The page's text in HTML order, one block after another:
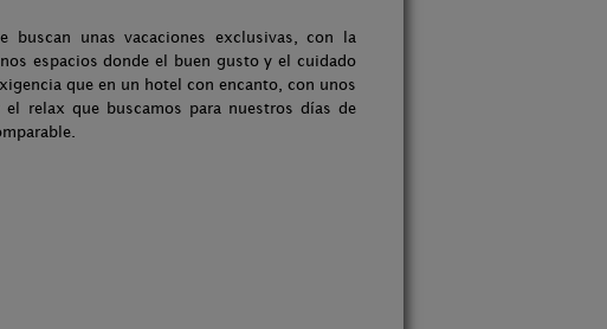
buscan unas vacaciones exclusivas, con la
espacios donde el buen gusto y el cuidado
que en un hotel con encanto, con unos
relax que buscamos para nuestros días de